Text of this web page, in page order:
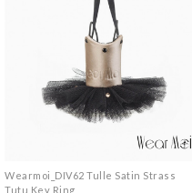
Wearmoi_DIV62 Tulle Satin Strass
Tutu Key Ring